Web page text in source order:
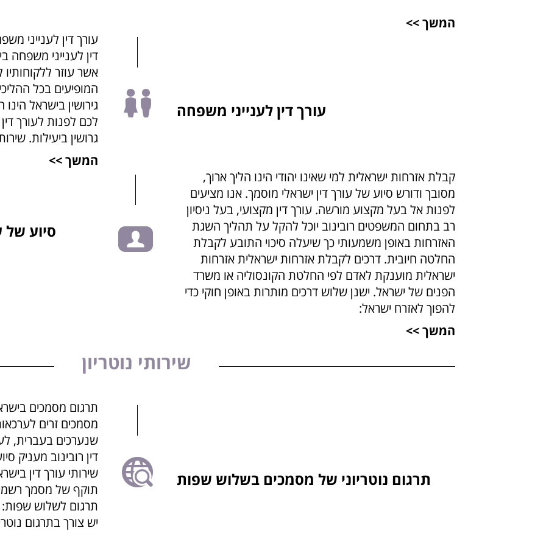
המשך >>
עורך דין לענייני משפחה
עורך דין לענייני
דין לענייני
אשר עוזר ללקוחותיו
המופיעים בכל
גירושין בישראל
לכם לפנות לעורך
גרושין ביעילות.
המשך >>
קבלת אזרחות ישראלית למי שאינו יהודי הינו הליך ארוך,
מסובך ודורש סיוע של עורך דין ישראלי מוסמך. אנו מציעים
לפנות אל בעל מקצוע מורשה. עורך דין מקצועי, בעל ניסיון
רב בתחום המשפטים רובינוב יוכל להקל על תהליך השגת
האזרחות באופן משמעותי כך שיעלה סיכוי התובע לקבלת
החלטה חיובית. דרכים לקבלת אזרחות ישראלית אזרחות
ישראלית מוענקת לאדם לפי החלטת הקונסוליה או משרד
הפנים של ישראל. ישנן שלוש דרכים מותרות באופן חוקי כדי
להפוך לאזרח ישראל:
המשך >>
סיוע של
שירותי נוטריון
תרגום נוטריוני של מסמכים בשלוש שפות
תרגום מסמכים
מסמכים זרים
שנערכים בעברית,
דין רובינוב מעניק
שירותי עורך דין
תוקף של מסמך רשמי.
תרגום לשלוש שפות:
יש צורך בתרגום